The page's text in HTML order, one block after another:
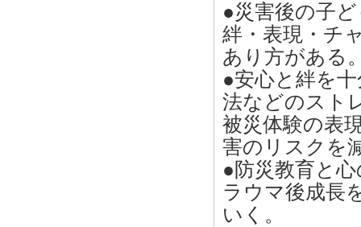
●災害後の子
絆・表現・チ
あり方がある
●安心と絆を
法などのスト
被災体験の表
害のリスクを
●防災教育と
ラウマ後成長
いく。